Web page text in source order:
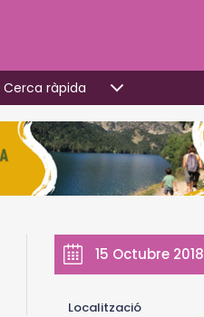
Cerca ràpida
15 Octubre 2018
Localització